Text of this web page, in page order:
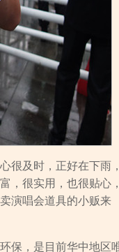
及时，正好在下雨，
，很实用，也很贴心，
演唱会道具的小贩来
保，是目前华中地区